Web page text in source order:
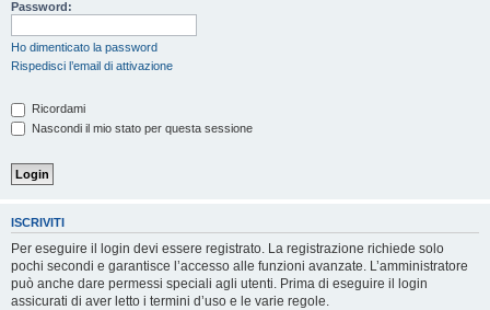
Password:
Ho dimenticato la password
Rispedisci l’email di attivazione
Ricordami
Nascondi il mio stato per questa sessione
ISCRIVITI
Per eseguire il login devi essere registrato. La registrazione richiede solo
pochi secondi e garantisce l’accesso alle funzioni avanzate. L’amministratore
può anche dare permessi speciali agli utenti. Prima di eseguire il login
assicurati di aver letto i termini d’uso e le varie regole.